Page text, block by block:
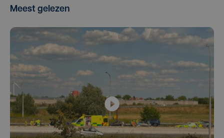
Meest gelezen